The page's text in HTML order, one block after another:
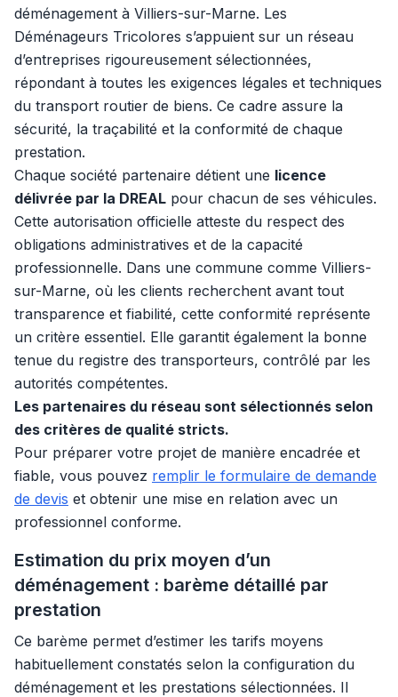
déménagement à Villiers-sur-Marne. Les
Déménageurs Tricolores s’appuient sur un réseau
d’entreprises rigoureusement sélectionnées,
répondant à toutes les exigences légales et techniques
du transport routier de biens. Ce cadre assure la
sécurité, la traçabilité et la conformité de chaque
prestation.
Chaque société partenaire détient une licence
délivrée par la DREAL pour chacun de ses véhicules.
Cette autorisation officielle atteste du respect des
obligations administratives et de la capacité
professionnelle. Dans une commune comme Villiers-
sur-Marne, où les clients recherchent avant tout
transparence et fiabilité, cette conformité représente
un critère essentiel. Elle garantit également la bonne
tenue du registre des transporteurs, contrôlé par les
autorités compétentes.
Les partenaires du réseau sont sélectionnés selon
des critères de qualité stricts.
Pour préparer votre projet de manière encadrée et
fiable, vous pouvez remplir le formulaire de demande
de devis et obtenir une mise en relation avec un
professionnel conforme.
Estimation du prix moyen d’un
déménagement : barème détaillé par
prestation
Ce barème permet d’estimer les tarifs moyens
habituellement constatés selon la configuration du
déménagement et les prestations sélectionnées. Il